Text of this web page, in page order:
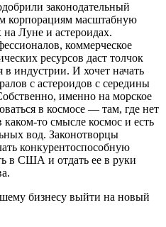
законодательный
корпорациям масштабную
Луне и астероидах.
коммерческое
ресурсов даст толчок
индустрии. И хочет начать
с астероидов с середины
именно на морское
в космосе — там, где нет
то смысле космос и есть
вод. Законотворцы
конкурентоспособную
в США и отдать ее в руки
бизнесу выйти на новый